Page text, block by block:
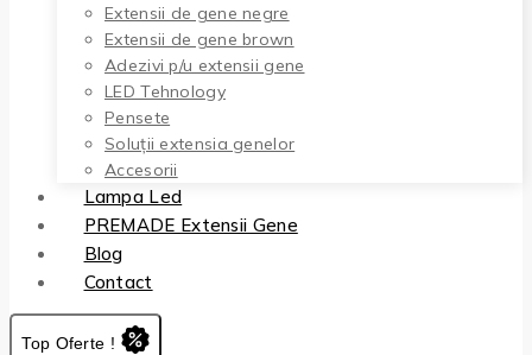
Extensii de gene negre
Extensii de gene brown
Adezivi p/u extensii gene
LED Tehnology
Pensete
Soluții extensia genelor
Accesorii
Lampa Led
PREMADE Extensii Gene
Blog
Contact
Top Oferte !